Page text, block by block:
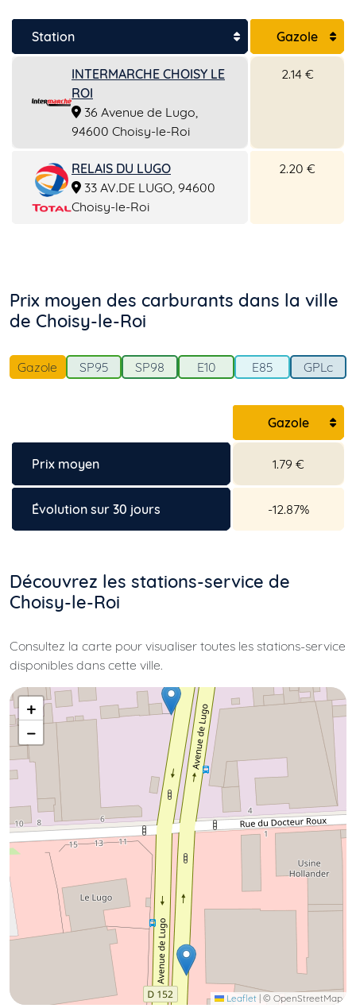
Station Gazole
INTERMARCHE CHOISY LE
ROI
36 Avenue de Lugo,
94600 Choisy-le-Roi
2.14 €
RELAIS DU LUGO
33 AV.DE LUGO, 94600
Choisy-le-Roi
2.20 €
Prix moyen des carburants dans la ville
de Choisy-le-Roi
Gazole SP95 SP98 E10 E85 GPLc
Gazole
Prix moyen 1.79 €
Évolution sur 30 jours -12.87%
Découvrez les stations-service de
Choisy-le-Roi
Consultez la carte pour visualiser toutes les stations-service
disponibles dans cette ville.
+
−
Leaflet | © OpenStreetMap